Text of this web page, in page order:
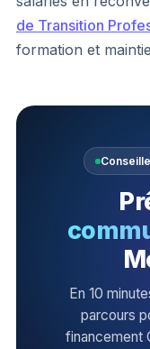
de Transition
formation et
En 10
parcours
financement